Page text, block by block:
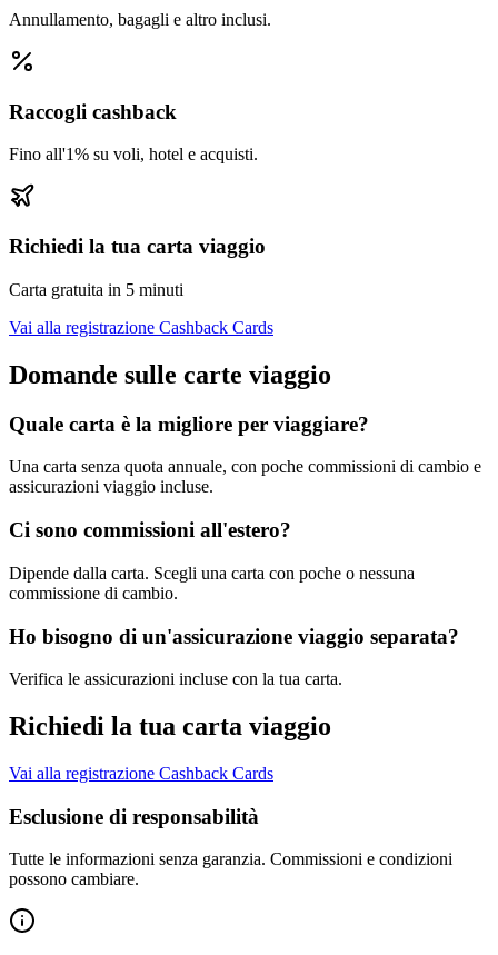
Annullamento, bagagli e altro inclusi.
Raccogli cashback
Fino all'1% su voli, hotel e acquisti.
Richiedi la tua carta viaggio
Carta gratuita in 5 minuti
Vai alla registrazione Cashback Cards
Domande sulle carte viaggio
Quale carta è la migliore per viaggiare?
Una carta senza quota annuale, con poche commissioni di cambio e
assicurazioni viaggio incluse.
Ci sono commissioni all'estero?
Dipende dalla carta. Scegli una carta con poche o nessuna
commissione di cambio.
Ho bisogno di un'assicurazione viaggio separata?
Verifica le assicurazioni incluse con la tua carta.
Richiedi la tua carta viaggio
Vai alla registrazione Cashback Cards
Esclusione di responsabilità
Tutte le informazioni senza garanzia. Commissioni e condizioni
possono cambiare.